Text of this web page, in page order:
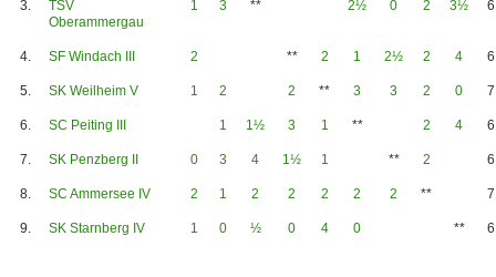
3.
TSV
Oberammergau
1 3 ** 2½ 0 2 3½ 6
4. SF Windach III 2 ** 2 1 2½ 2 4 6
5. SK Weilheim V 1 2 2 ** 3 3 2 0 7
6. SC Peiting III 1 1½ 3 1 ** 2 4 6
7. SK Penzberg II 0 3 4 1½ 1 ** 2 6
8. SC Ammersee IV 2 1 2 2 2 2 2 ** 7
9. SK Starnberg IV 1 0 ½ 0 4 0 ** 6